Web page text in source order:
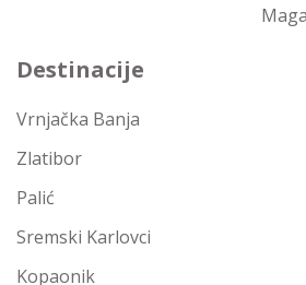
Destinacije
Vrnjačka Banja
Zlatibor
Palić
Sremski Karlovci
Kopaonik